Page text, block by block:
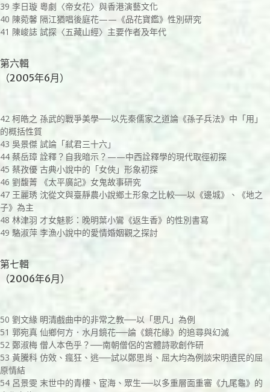
39 李日璇 粵劇〈帝女花〉與香港演藝文化
40 陳菀馨 隔江猶唱後庭花——《品花寶鑑》性別研究
41 陳峻誌 試探〈五藏山經〉主要作者及年代
第六輯
（2005年6月）
42 柯皓之 孫武的戰爭美學──以先秦儒家之道論《孫子兵法》中「用」
的概括性質
43 吳景傑 試論「弒君三十六」
44 蔡岳璋 詮釋？自我暗示？——中西詮釋學的現代取徑初探
45 蔡孜優 古典小說中的「女俠」形象初探
46 劉馥菁 《太平廣記》女鬼故事研究
47 王麗琇 沈從文與臺靜農小說鄉土形象之比較──以《邊城》、《地之
子》為主
48 林津羽 才女魅影：晚明葉小鸞《返生香》的性別書寫
49 駱淑萍 李漁小說中的愛情婚姻觀之探討
第七輯
（2006年6月）
50 劉文緣 明清戲曲中的非常之教──以「思凡」為例
51 郭宛真 仙鄉何方．水月鏡花──論《鏡花緣》的追尋與幻滅
52 鄭淑梅 僧人本色乎？──南朝僧侶的宮體詩歌創作研
53 黃騰科 仿效、瘋狂、逃──試以鄭思肖、屈大均為例談宋明遺民的屈
原情結
54 呂景雯 末世中的青樓、宦海、眾生──以多重層面重審《九尾龜》的